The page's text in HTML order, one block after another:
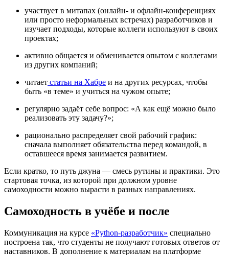
участвует в митапах (онлайн- и офлайн-конференциях
или просто неформальных встречах) разработчиков и
изучает подходы, которые коллеги используют в своих
проектах;
активно общается и обменивается опытом с коллегами
из других компаний;
читает статьи на Хабре и на других ресурсах, чтобы
быть «в теме» и учиться на чужом опыте;
регулярно задаёт себе вопрос: «А как ещё можно было
реализовать эту задачу?»;
рационально распределяет свой рабочий график:
сначала выполняет обязательства перед командой, в
оставшееся время занимается развитием.
Если кратко, то путь джуна — смесь рутины и практики. Это
стартовая точка, из которой при должном уровне
самоходности можно вырасти в разных направлениях.
Самоходность в учёбе и после
Коммуникация на курсе «Python-разработчик» специально
построена так, что студенты не получают готовых ответов от
наставников. В дополнение к материалам на платформе